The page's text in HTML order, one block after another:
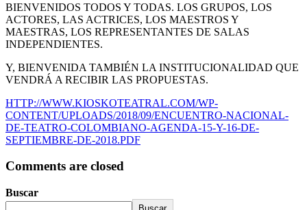
BIENVENIDOS TODOS Y TODAS. LOS GRUPOS, LOS
ACTORES, LAS ACTRICES, LOS MAESTROS Y
MAESTRAS, LOS REPRESENTANTES DE SALAS
INDEPENDIENTES.
Y, BIENVENIDA TAMBIÉN LA INSTITUCIONALIDAD QUE
VENDRÁ A RECIBIR LAS PROPUESTAS.
HTTP://WWW.KIOSKOTEATRAL.COM/WP-
CONTENT/UPLOADS/2018/09/ENCUENTRO-NACIONAL-
DE-TEATRO-COLOMBIANO-AGENDA-15-Y-16-DE-
SEPTIEMBRE-DE-2018.PDF
Comments are closed
Buscar